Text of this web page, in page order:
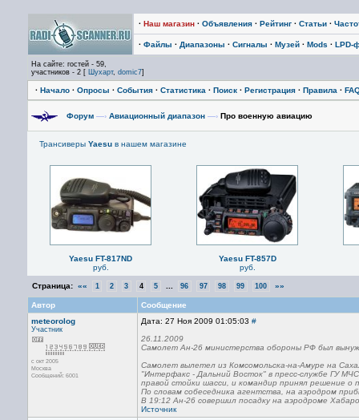
· Наш магазин · Объявления · Рейтинг · Статьи ·
· Файлы · Диапазоны · Сигналы · Музей · Mods · LPD-
На сайте: гостей - 59,
участников - 2 [ Шухарт, domic7]
· Начало · Опросы · События · Статистика · Поиск · Регистрация · Правила ·
Форум —› Авиационный диапазон —› Про военную авиацию
Трансиверы Yaesu в нашем магазине
Yaesu FT-817ND
руб.
Yaesu FT-857D
руб.
Страница: «« 1 2 3 4 5 96 97 98 99 100 »»
Автор
Сообщение
meteorolog
Участник
с окт 2005
Москва
Сообщений: 6001
Дата: 27 Ноя 2009 01:05:03 #
26.11.2009
Самолет Ан-26 министерства обороны РФ был
Самолет вылетел из Комсомольска-на-Амуре на
"Интерфакс - Дальний Восток" в пресс-службе ГУ
правой стойки шасси, и командир принял решение о
По словам собеседника агентства, на аэродром
В 19:12 Ан-26 совершил посадку на аэродроме
Источник